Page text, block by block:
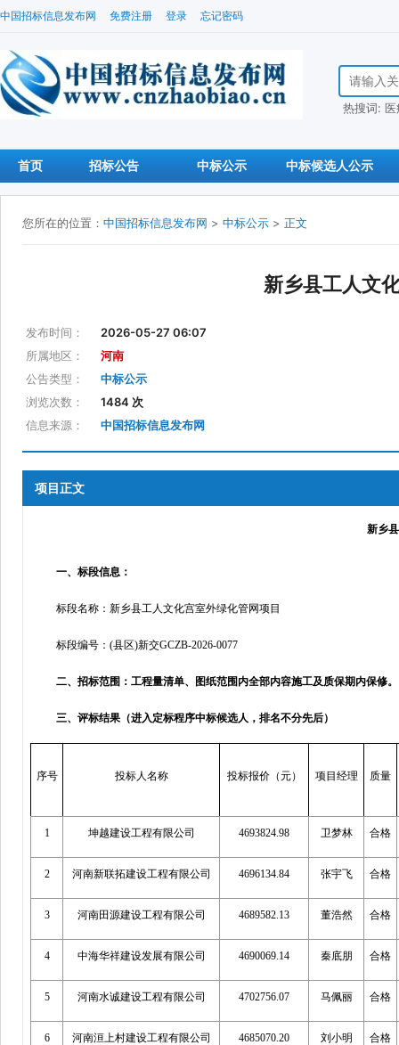
中国招标信息发布网 免费注册 登录 忘记密码
搜索招标信
热搜词:
首页 招标公告 中标公示 中标候选人公示
您所在的位置： 中国招标信息发布网 > 中标公示 > 正文
新乡县工人文
发布时间：
2026-05-27 06:07
所属地区：
河南
公告类型：
中标公示
浏览次数：
1484 次
信息来源：
中国招标信息发布网
项目正文